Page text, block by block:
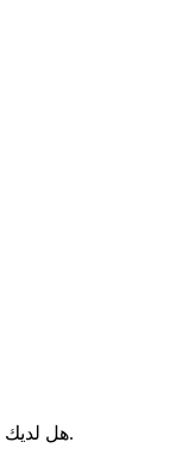
هل لديك أسئلة أو تعليقات أو اقتراحات؟ نود سماع رأيك.